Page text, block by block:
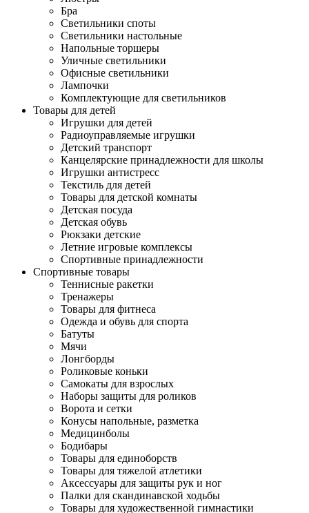
Бра
Светильники споты
Светильники настольные
Напольные торшеры
Уличные светильники
Офисные светильники
Лампочки
Комплектующие для светильников
Товары для детей
Игрушки для детей
Радиоуправляемые игрушки
Детский транспорт
Канцелярские принадлежности для школы
Игрушки антистресс
Текстиль для детей
Товары для детской комнаты
Детская посуда
Детская обувь
Рюкзаки детские
Летние игровые комплексы
Спортивные принадлежности
Спортивные товары
Теннисные ракетки
Тренажеры
Товары для фитнеса
Одежда и обувь для спорта
Батуты
Мячи
Лонгборды
Роликовые коньки
Самокаты для взрослых
Наборы защиты для роликов
Ворота и сетки
Конусы напольные, разметка
Медицинболы
Бодибары
Товары для единоборств
Товары для тяжелой атлетики
Аксессуары для защиты рук и ног
Палки для скандинавской ходьбы
Товары для художественной гимнастики